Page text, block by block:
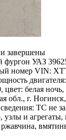
завершены
фургон УАЗ
номер VIN:
цвет: белая
обл., г.
ТС не
узлы и